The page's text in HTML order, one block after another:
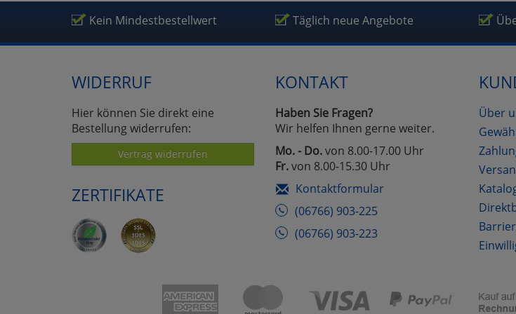
Kein Mindestbestellwert Täglich neue Angebote
WIDERRUF
Hier können Sie direkt eine
Bestellung widerrufen:
Vertrag widerrufen
ZERTIFIKATE
KONTAKT
Haben Sie Fragen?
Wir helfen Ihnen gerne weiter.
Mo. - Do.von 8.00-17.00 Uhr
Fr.von 8.00-15.30 Uhr
Kontaktformular
(06766) 903-225
(06766) 903-223
Über
zurückzu